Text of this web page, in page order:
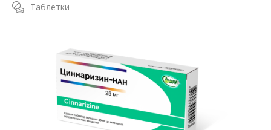
Таблетки